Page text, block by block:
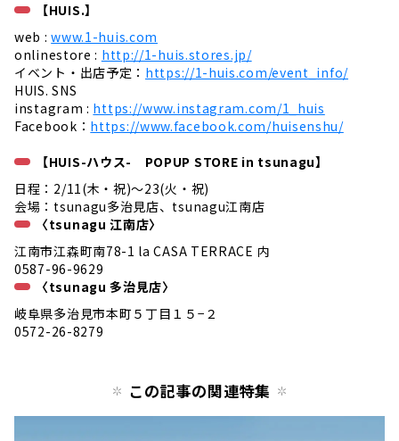
【HUIS.】
web :www.1-huis.com
onlinestore : http://1-huis.stores.jp/
イベント・出店予定： https://1-huis.com/event_info/
HUIS. SNS
instagram : https://www.instagram.com/1_huis
Facebook： https://www.facebook.com/huisenshu/
【HUIS-ハウス- POPUP STORE in tsunagu】
日程：2/11(木・祝)〜23(火・祝)
会場：tsunagu多治見店、tsunagu江南店
〈tsunagu 江南店〉
江南市江森町南78-1 la CASA TERRACE 内
0587-96-9629
〈tsunagu 多治見店〉
岐阜県多治見市本町５丁目１５−２
0572-26-8279
この記事の関連特集